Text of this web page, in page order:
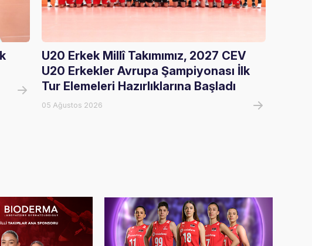
U20 Erkek Millî Takımımız, 2027 CEV
U20 Erkekler Avrupa Şampiyonası İlk
Tur Elemeleri Hazırlıklarına Başladı
05 Ağustos 2026